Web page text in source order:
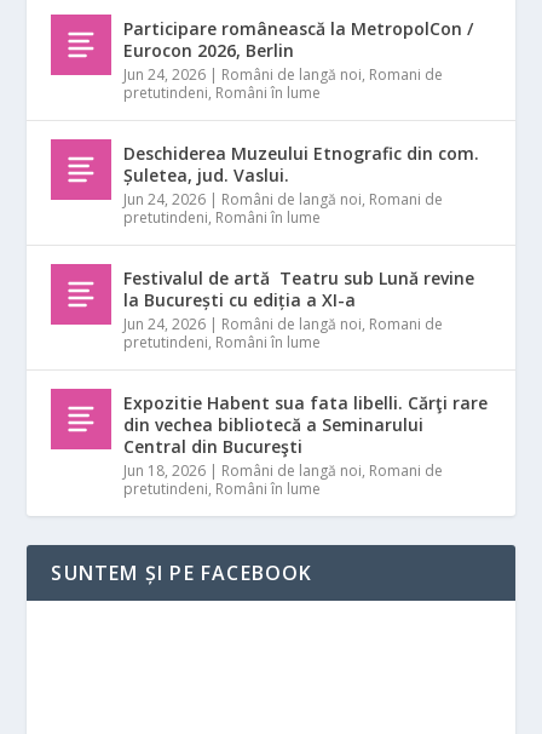
Participare românească la MetropolCon /
Eurocon 2026, Berlin
Jun 24, 2026 | Români de langă noi, Romani de
pretutindeni, Români în lume
Deschiderea Muzeului Etnografic din com.
Șuletea, jud. Vaslui.
Jun 24, 2026 | Români de langă noi, Romani de
pretutindeni, Români în lume
Festivalul de artă Teatru sub Lună revine
la București cu ediția a XI-a
Jun 24, 2026 | Români de langă noi, Romani de
pretutindeni, Români în lume
Expozitie Habent sua fata libelli. Cărţi rare
din vechea bibliotecă a Seminarului
Central din Bucureşti
Jun 18, 2026 | Români de langă noi, Romani de
pretutindeni, Români în lume
SUNTEM ȘI PE FACEBOOK